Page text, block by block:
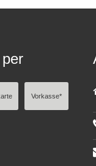
Vorkasse*